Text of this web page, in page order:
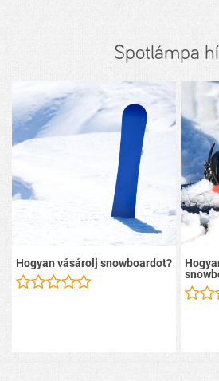
Spotlámpa
Hogyan vásárolj snowboardot?